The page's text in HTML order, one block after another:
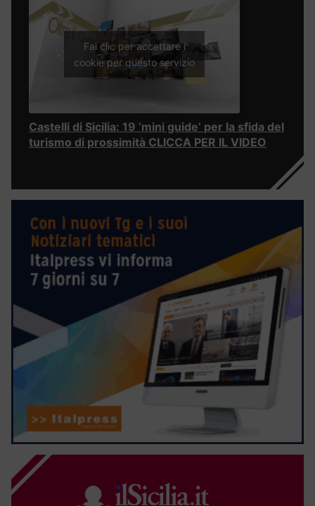
Fai clic per accettare i
cookie per questo servizio
Castelli di Sicilia: 19 ‘mini guide’ per la sfida del
turismo di prossimità CLICCA PER IL VIDEO